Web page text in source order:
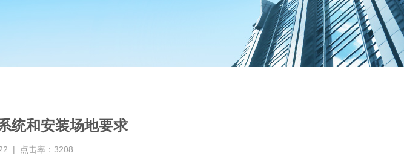
统和安装场地要求
| 点击率：3208